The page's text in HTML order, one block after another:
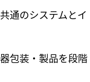
通のシステムとイ
包装・製品を段階